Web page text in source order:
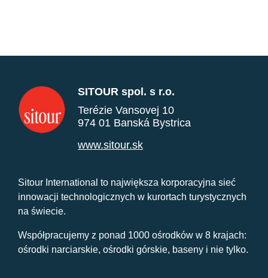
SITOUR spol. s r.o.
Terézie Vansovej 10
974 01 Banská Bystrica
www.sitour.sk
Sitour International to największa korporacyjna sieć
innowacji technologicznych w kurortach turystycznych
na świecie.
Współpracujemy z ponad 1000 ośrodków w 8 krajach:
ośrodki narciarskie, ośrodki górskie, baseny i nie tylko.